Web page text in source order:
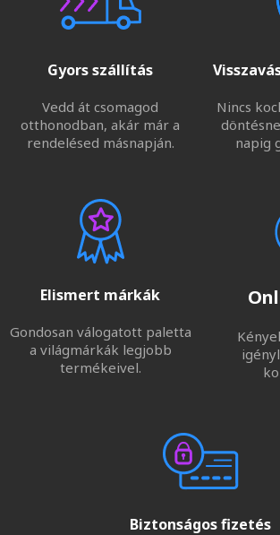
Gyors szállítás
Vedd át csomagod
otthonodban, akár már a
rendelésed másnapján.
Nincs
napig
Elismert márkák
Gondosan válogatott paletta
a világmárkák legjobb
termékeivel.
Biztonságos fizetés